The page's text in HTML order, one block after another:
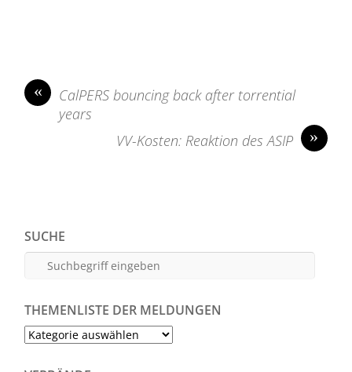
«
CalPERS bouncing back after torrential
years
»
VV-Kosten: Reaktion des ASIP
SUCHE
THEMENLISTE DER MELDUNGEN
Themenliste